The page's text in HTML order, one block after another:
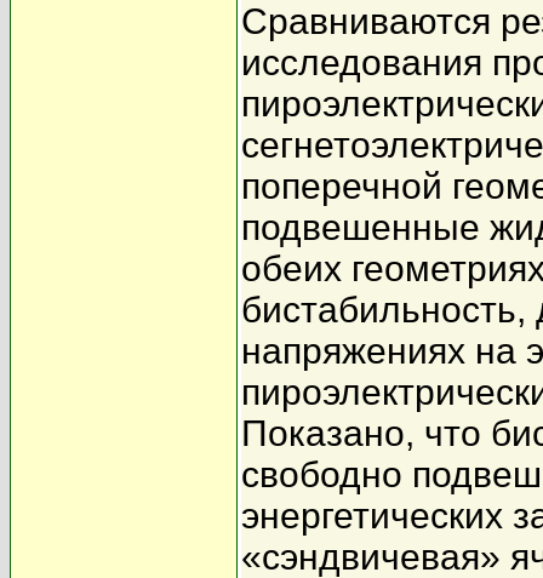
Сравниваются
исследования
поперечной
подвешенные
обеих
напряжениях на
Показано, что
свободно
энергетических
«сэндвичевая»